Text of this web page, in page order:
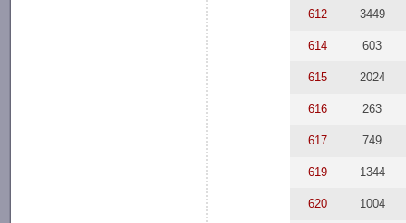
612 3449
614 603
615 2024
616 263
617 749
619 1344
620 1004